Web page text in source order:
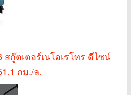
สกู๊ตเตอร์เนโอเรโทร ดีไซน์
กม./ล.